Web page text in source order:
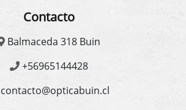
Contacto
Balmaceda 318 Buin
+56965144428
contacto@opticabuin.cl